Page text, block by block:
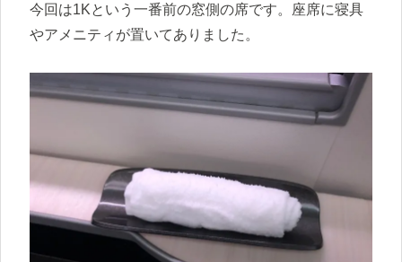
今回は1Kという一番前の窓側の席です。座席に寝具
やアメニティが置いてありました。